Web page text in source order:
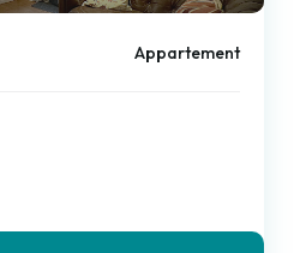
Appartement